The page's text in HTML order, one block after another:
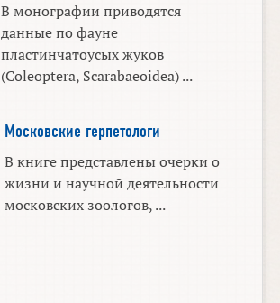
В монографии приводятся
данные по фауне
пластинчатоусых жуков
(Coleoptera, Scarabaeoidea) ...
Московские герпетологи
В книге представлены очерки о
жизни и научной деятельности
московских зоологов, ...